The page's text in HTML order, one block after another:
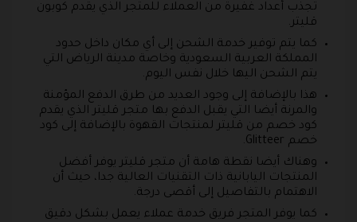
تجذب أعداد غفيرة من العملاء للمتجر الذي يقدم كوبون
قليتر.
كما يتم توفير خدمة الشحن إلى أي مكان داخل حدود
المملكة العربية السعودية وخاصة مدينة الرياض التي
يتم الشحن اليها خلال نفس اليوم.
هذا بالإضافة إلى وجود العديد من طرق الدفع المؤمنة
والمرنة أيضا التي يقبل الدفع بها متجر قليتر الذي يقدم
كود خصم من قليتر لمنتجات القهوة بالإضافة إلى كود
خصم Glitteer.
وهناك أيضا نقطة هامة أن متجر قليتر يوفر أفضل
المنتجات اليابانية ذات التقنيات العالية جدا، حيث أن
الاهتمام بالتفاصيل إلى أقصى درجة.
كما يوفر المتجر فريق خدمة عملاء يعمل بشكل دقيق